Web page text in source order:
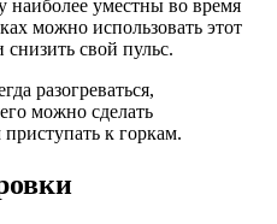
наиболее уместны во время
можно использовать этот
свой пульс.
разогреваться,
можно сделать
к горкам.